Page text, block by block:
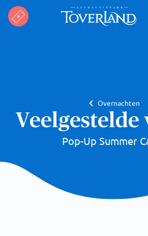
Overnachten
Veelgestelde
Pop-Up Summer